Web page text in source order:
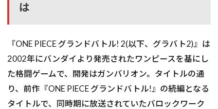
は
『ONE PIECE グランドバトル! 2(以下、グラバト2)』は
2002年にバンダイより発売されたワンピースを基にし
た格闘ゲームで、開発はガンバリオン。タイトルの通
り、前作『ONE PIECE グランドバトル!』の続編となる
タイトルで、同時期に放送されていたバロックワーク